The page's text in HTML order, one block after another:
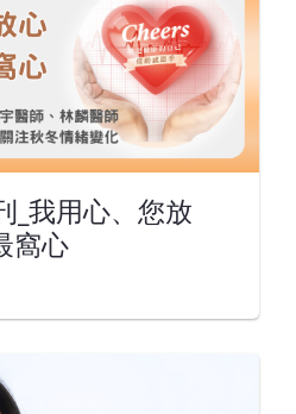
_我用心、您放
窩心